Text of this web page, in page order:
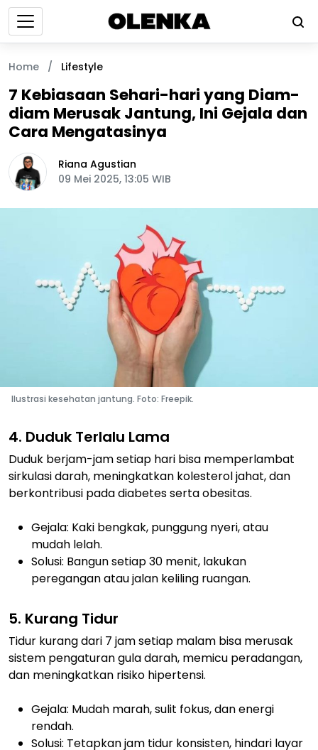
Home / Lifestyle
7 Kebiasaan Sehari-hari yang Diam-
diam Merusak Jantung, Ini Gejala dan
Cara Mengatasinya
Riana Agustian
09 Mei 2025, 13:05 WIB
Ilustrasi kesehatan jantung. Foto: Freepik.
4. Duduk Terlalu Lama
Duduk berjam-jam setiap hari bisa memperlambat
sirkulasi darah, meningkatkan kolesterol jahat, dan
berkontribusi pada diabetes serta obesitas.
Gejala: Kaki bengkak, punggung nyeri, atau
mudah lelah.
Solusi: Bangun setiap 30 menit, lakukan
peregangan atau jalan keliling ruangan.
5. Kurang Tidur
Tidur kurang dari 7 jam setiap malam bisa merusak
sistem pengaturan gula darah, memicu peradangan,
dan meningkatkan risiko hipertensi.
Gejala: Mudah marah, sulit fokus, dan energi
rendah.
Solusi: Tetapkan jam tidur konsisten, hindari layar